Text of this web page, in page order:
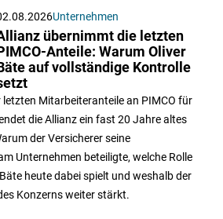
Unternehmen
übernimmt die letzten
Anteile: Warum Oliver
auf vollständige Kontrolle
Mitarbeiteranteile an PIMCO für
die Allianz ein fast 20 Jahre altes
der Versicherer seine
Unternehmen beteiligte, welche Rolle
heute dabei spielt und weshalb der
Konzerns weiter stärkt.